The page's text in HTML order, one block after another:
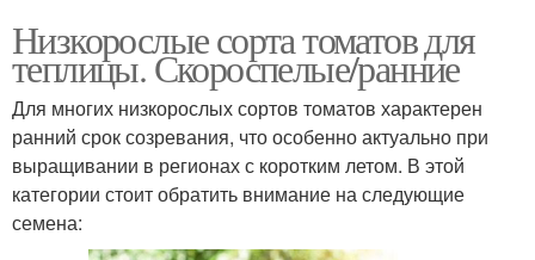
Низкорослые сорта томатов для
теплицы. Скороспелые/ранние
Для многих низкорослых сортов томатов характерен
ранний срок созревания, что особенно актуально при
выращивании в регионах с коротким летом. В этой
категории стоит обратить внимание на следующие
семена: